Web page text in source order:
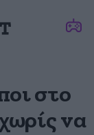
στο
να